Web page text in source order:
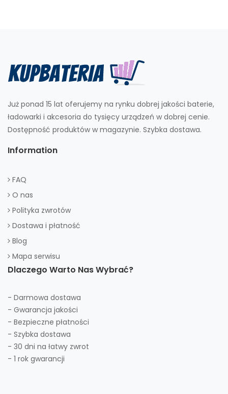
Już ponad 15 lat oferujemy na rynku dobrej jakości baterie,
ładowarki i akcesoria do tysięcy urządzeń w dobrej cenie.
Dostępność produktów w magazynie. Szybka dostawa.
Information
FAQ
O nas
Polityka zwrotów
Dostawa i płatność
Blog
Mapa serwisu
Dlaczego Warto Nas Wybrać?
- Darmowa dostawa
- Gwarancja jakości
- Bezpieczne płatności
- Szybka dostawa
- 30 dni na łatwy zwrot
- 1 rok gwarancji